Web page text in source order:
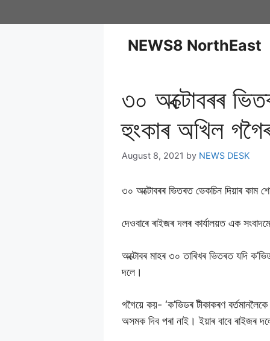
NEWS8 NorthEast
৩০ অক্টোবৰৰ
হুংকাৰ অখিল
August 8, 2021 by NEWS DESK
৩০ অক্টোবৰৰ ভিতৰত ভেকচিন দিয়াৰ কাম
দেওবাৰে ৰাইজৰ দলৰ কাৰ্যালয়ত এক
অক্টোবৰ মাহৰ ৩০ তাৰিখৰ ভিতৰত যদি
দলে।
গগৈয়ে কয়- ‘ক’ভিডৰ টীকাকৰণ
অসমক দিব পৰা নাই। ইয়াৰ বাবে ৰাইজৰ